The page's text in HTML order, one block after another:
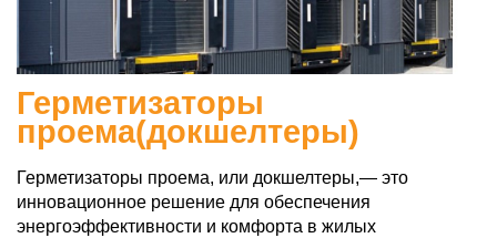
Герметизаторы
проема(докшелтеры)
Герметизаторы проема, или докшелтеры,— это
инновационное решение для обеспечения
энергоэффективности и комфорта в жилых